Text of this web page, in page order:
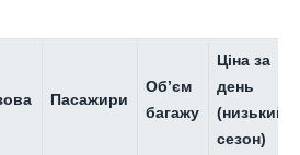
Пасажири
Об’єм
багажу
Ціна за
день
(низький
сезон)